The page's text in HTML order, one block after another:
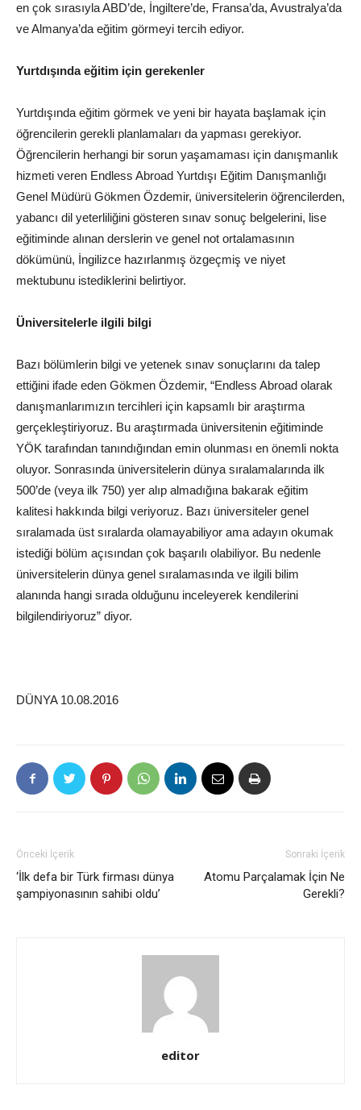
en çok sırasıyla ABD’de, İngiltere’de, Fransa’da, Avustralya’da
ve Almanya’da eğitim görmeyi tercih ediyor.
Yurtdışında eğitim için gerekenler
Yurtdışında eğitim görmek ve yeni bir hayata başlamak için
öğrencilerin gerekli planlamaları da yapması gerekiyor.
Öğrencilerin herhangi bir sorun yaşamaması için danışmanlık
hizmeti veren Endless Abroad Yurtdışı Eğitim Danışmanlığı
Genel Müdürü Gökmen Özdemir, üniversitelerin öğrencilerden,
yabancı dil yeterliliğini gösteren sınav sonuç belgelerini, lise
eğitiminde alınan derslerin ve genel not ortalamasının
dökümünü, İngilizce hazırlanmış özgeçmiş ve niyet
mektubunu istediklerini belirtiyor.
Üniversitelerle ilgili bilgi
Bazı bölümlerin bilgi ve yetenek sınav sonuçlarını da talep
ettiğini ifade eden Gökmen Özdemir, “Endless Abroad olarak
danışmanlarımızın tercihleri için kapsamlı bir araştırma
gerçekleştiriyoruz. Bu araştırmada üniversitenin eğitiminde
YÖK tarafından tanındığından emin olunması en önemli nokta
oluyor. Sonrasında üniversitelerin dünya sıralamalarında ilk
500’de (veya ilk 750) yer alıp almadığına bakarak eğitim
kalitesi hakkında bilgi veriyoruz. Bazı üniversiteler genel
sıralamada üst sıralarda olamayabiliyor ama adayın okumak
istediği bölüm açısından çok başarılı olabiliyor. Bu nedenle
üniversitelerin dünya genel sıralamasında ve ilgili bilim
alanında hangi sırada olduğunu inceleyerek kendilerini
bilgilendiriyoruz” diyor.
DÜNYA 10.08.2016
Önceki İçerik
‘İlk defa bir Türk firması dünya
şampiyonasının sahibi oldu’
Sonraki İçerik
Atomu Parçalamak İçin Ne
Gerekli?
editor